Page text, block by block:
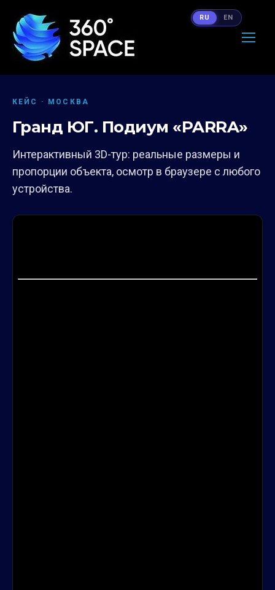
КЕЙС · МОСКВА
Гранд ЮГ. Подиум «PARRA»
Интерактивный 3D-тур: реальные размеры и
пропорции объекта, осмотр в браузере с любого
устройства.
RU EN